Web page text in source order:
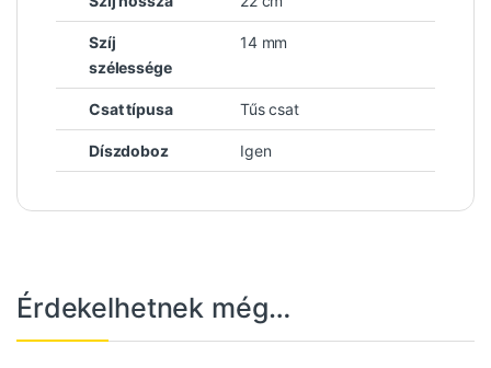
Szíj
szélessége
14 mm
Csat típusa Tűs csat
Díszdoboz Igen
Érdekelhetnek még…